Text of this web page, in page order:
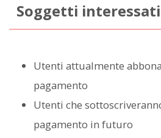
Soggetti interessati
Utenti attualmente
pagamento
Utenti che
pagamento in futuro